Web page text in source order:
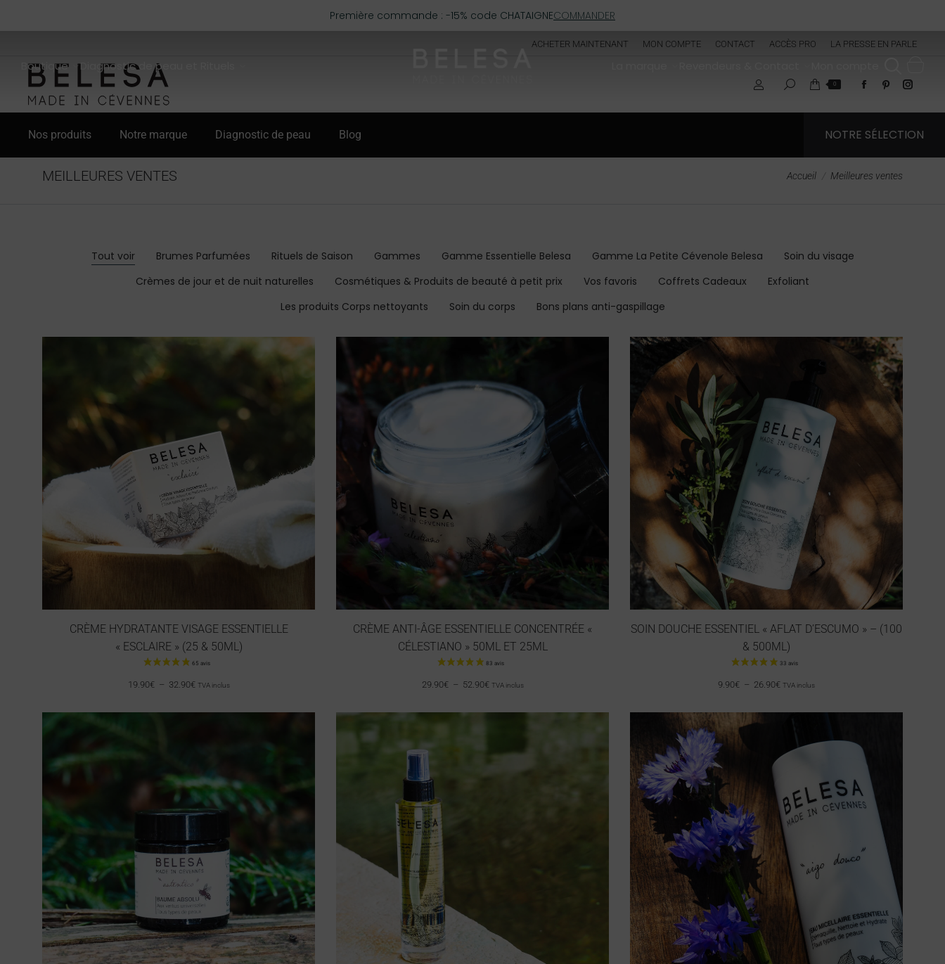
Première commande : -15% code CHATAIGNECOMMANDER
Boutique Diagnostic de peau et Rituels
ACHETER MAINTENANT MON COMPTE CONTACT ACCÈS PRO LA PRESSE EN PARLE
0
Nos produits Notre marque Diagnostic de peau Blog NOTRE SÉLECTION
MEILLEURES VENTES Vous êtes ici :
Accueil Meilleures ventes
Tout voir Brumes Parfumées Rituels de Saison Gammes Gamme Essentielle Belesa Gamme La Petite Cévenole Belesa
Soin du visage
Crèmes de jour et de nuit naturelles
Cosmétiques & Produits de beauté à petit prix Vos favoris Coffrets Cadeaux
Exfoliant
Les produits Corps nettoyants
Soin du corps Bons plans anti-gaspillage
CRÈME HYDRATANTE VISAGE ESSENTIELLE
« ESCLAIRE » (25 & 50ML)
19.90€ – 32.90€ TVA inclus
CRÈME ANTI-ÂGE ESSENTIELLE CONCENTRÉE «
CÉLESTIANO » 50ML ET 25ML
29.90€ – 52.90€ TVA inclus
SOIN DOUCHE ESSENTIEL « AFLAT D’ESCUMO » – (100
& 500ML)
9.90€ – 26.90€ TVA inclus